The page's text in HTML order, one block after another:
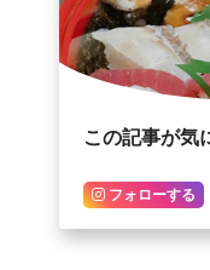
この記事が気
フォローする